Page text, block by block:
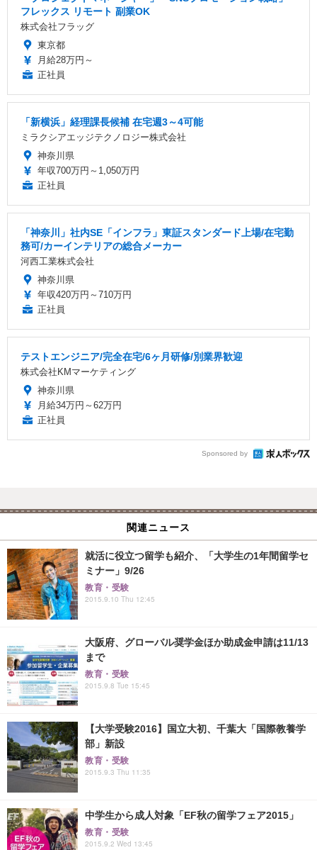
フレックス リモート 副業OK
株式会社フラッグ
東京都
月給28万円～
正社員
「新横浜」経理課長候補 在宅週3～4可能
ミラクシアエッジテクノロジー株式会社
神奈川県
年収700万円～1,050万円
正社員
「神奈川」社内SE「インフラ」東証スタンダード上場/在宅勤
務可/カーインテリアの総合メーカー
河西工業株式会社
神奈川県
年収420万円～710万円
正社員
テストエンジニア/完全在宅/6ヶ月研修/別業界歓迎
株式会社KMマーケティング
神奈川県
月給34万円～62万円
正社員
Sponsored by
関連ニュース
就活に役立つ留学も紹介、「大学生の1年間留学セ
ミナー」9/26
教育・受験
2015.9.10 Thu 12:45
大阪府、グローバル奨学金ほか助成金申請は11/13
まで
教育・受験
2015.9.8 Tue 15:45
【大学受験2016】国立大初、千葉大「国際教養学
部」新設
教育・受験
2015.9.3 Thu 11:35
中学生から成人対象「EF秋の留学フェア2015」
教育・受験
2015.9.2 Wed 13:45